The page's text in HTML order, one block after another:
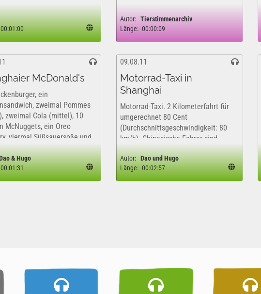
Nordeuropäer-, als wir
Ecke bogen und von
diese Trommler hörten. Eine
hatte sich um...
Verfügung gestellt vom
Tierstimmenarchiv des Museums
für...
Autor: Tierstimmenarchiv
Länge: 00:00:09
McDonald's
ein
zweimal Pommes
zweimal Cola (mittel), 10
McNuggets, ein Oreo
viermal Süßsauersoße und
Ketchup (Servietten
für 66 Yuan ( =6, 60 €).
& Hugo
09.08.11
Motorrad-Taxi in
Shanghai
Motorrad-Taxi. 2 Kilometerfahrt für
umgerechnet 80 Cent
(Durchschnittsgeschwindigkeit: 80
km/h). Chinesische Fahrer sind
verrückt und hupen wie verrückt.
Autor: Dao und Hugo
Länge: 00:02:57